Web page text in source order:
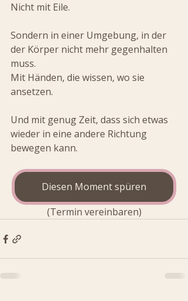
Nicht mit Eile.
Sondern in einer Umgebung, in der
der Körper nicht mehr gegenhalten
muss.
Mit Händen, die wissen, wo sie
ansetzen.
Und mit genug Zeit, dass sich etwas
wieder in eine andere Richtung
bewegen kann.
Diesen Moment spüren
(Termin vereinbaren)